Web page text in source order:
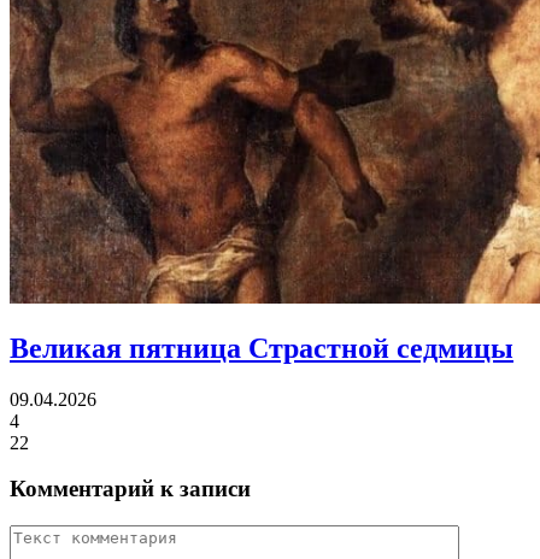
Великая пятница Страстной седмицы
09.04.2026
4
22
Комментарий к записи